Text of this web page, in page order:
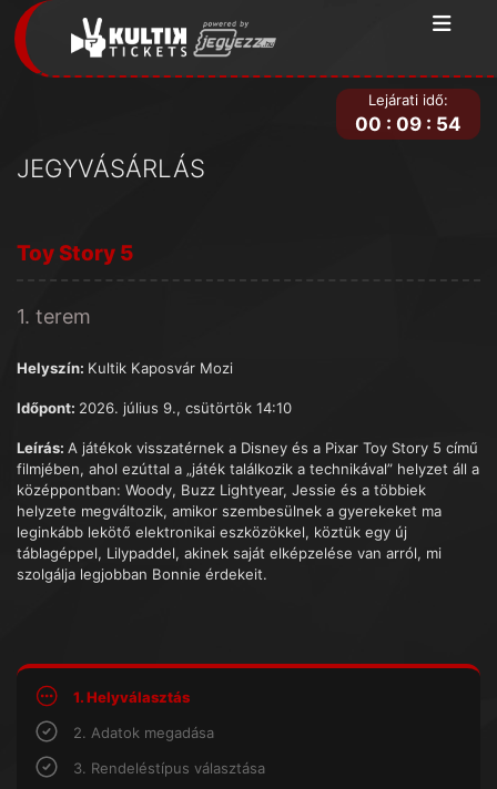
JEGYVÁSÁRLÁS
Lejárati idő:
00 : 09 : 54
Toy Story 5
1. terem
Helyszín: Kultik Kaposvár Mozi
Időpont: 2026. július 9., csütörtök 14:10
Leírás: A játékok visszatérnek a Disney és a Pixar Toy Story 5 című
filmjében, ahol ezúttal a „játék találkozik a technikával” helyzet áll a
középpontban: Woody, Buzz Lightyear, Jessie és a többiek
helyzete megváltozik, amikor szembesülnek a gyerekeket ma
leginkább lekötő elektronikai eszközökkel, köztük egy új
táblagéppel, Lilypaddel, akinek saját elképzelése van arról, mi
szolgálja legjobban Bonnie érdekeit.
1. Helyválasztás
2. Adatok megadása
3. Rendeléstípus választása